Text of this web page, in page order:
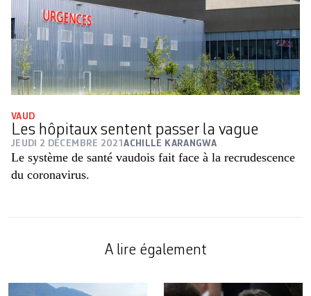
VAUD
Les hôpitaux sentent passer la vague
JEUDI 2 DÉCEMBRE 2021ACHILLE KARANGWA
Le système de santé vaudois fait face à la recrudescence
du coronavirus.
A lire également